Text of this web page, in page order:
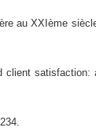
au XXIème
satisfaction: